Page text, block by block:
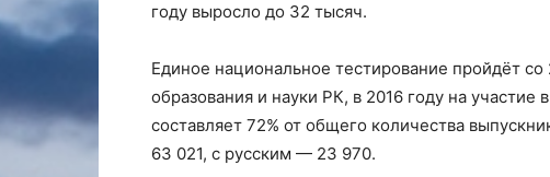
году выросло до 32 тысяч.
Единое национальное тестирование пройдёт
образования и науки РК, в 2016 году на участие
составляет 72% от общего количества
63 021, с русским — 23 970.